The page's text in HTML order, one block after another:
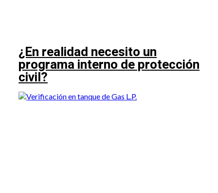
¿En realidad necesito un
programa interno de protección
civil?